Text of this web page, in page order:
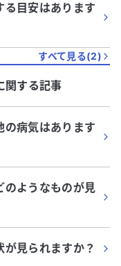
る目安はあります
すべて見る(2)
関する記事
の病気はあります
のようなものが見
見られますか？